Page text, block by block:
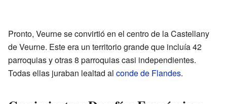
Pronto, Veurne se convirtió en el centro de la Castellany
de Veurne. Este era un territorio grande que incluía 42
parroquias y otras 8 parroquias casi independientes.
Todas ellas juraban lealtad al conde de Flandes.